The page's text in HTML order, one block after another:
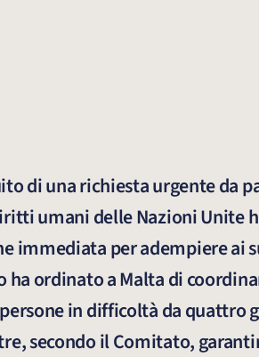
di una richiesta urgente da
umani delle Nazioni Unite
immediata per adempiere ai
ordinato a Malta di
in difficoltà da quattro
secondo il Comitato,